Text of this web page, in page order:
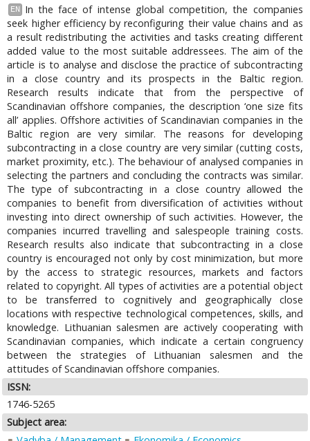
EN
In the face of intense global competition, the companies
seek higher efficiency by reconfiguring their value chains and as
a result redistributing the activities and tasks creating different
added value to the most suitable addressees. The aim of the
article is to analyse and disclose the practice of subcontracting
in a close country and its prospects in the Baltic region.
Research results indicate that from the perspective of
Scandinavian offshore companies, the description ‘one size fits
all’ applies. Offshore activities of Scandinavian companies in the
Baltic region are very similar. The reasons for developing
subcontracting in a close country are very similar (cutting costs,
market proximity, etc.). The behaviour of analysed companies in
selecting the partners and concluding the contracts was similar.
The type of subcontracting in a close country allowed the
companies to benefit from diversification of activities without
investing into direct ownership of such activities. However, the
companies incurred travelling and salespeople training costs.
Research results also indicate that subcontracting in a close
country is encouraged not only by cost minimization, but more
by the access to strategic resources, markets and factors
related to copyright. All types of activities are a potential object
to be transferred to cognitively and geographically close
locations with respective technological competences, skills, and
knowledge. Lithuanian salesmen are actively cooperating with
Scandinavian companies, which indicate a certain congruency
between the strategies of Lithuanian salesmen and the
attitudes of Scandinavian offshore companies.
ISSN:
1746-5265
Subject area: